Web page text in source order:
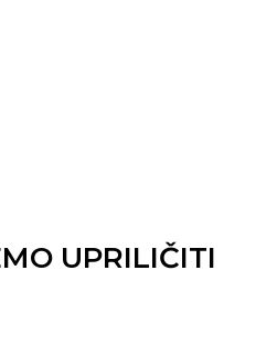
UPRILIČITI